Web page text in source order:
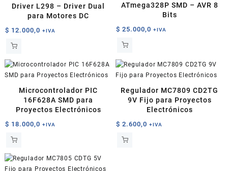
Driver L298 – Driver Dual
para Motores DC
$ 12.000,0 +IVA
ATmega328P SMD – AVR 8
Bits
$ 25.000,0 +IVA
Microcontrolador PIC
16F628A SMD para
Proyectos Electrónicos
$ 18.000,0 +IVA
Regulador MC7809 CD2TG
9V Fijo para Proyectos
Electrónicos
$ 2.600,0 +IVA